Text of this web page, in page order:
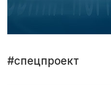
#спецпроект